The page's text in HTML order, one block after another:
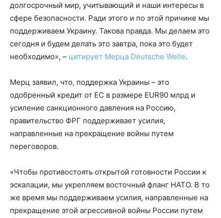
долгосрочный мир, учитывающий и наши интересы в
сфере безопасности. Ради этого и по этой причине мы
поддерживаем Украину. Такова правда. Мы делаем это
сегодня и будем делать это завтра, пока это будет
необходимо», – цитирует Мерца Deutsche Welle.
Мерц заявил, что, поддержка Украины – это
одобренный кредит от ЕС в размере EUR90 млрд и
усиление санкционного давления на Россию,
правительство ФРГ поддерживает усилия,
направленные на прекращение войны путем
переговоров.
«Чтобы противостоять открытой готовности России к
эскалации, мы укрепляем восточный фланг НАТО. В то
же время мы поддерживаем усилия, направленные на
прекращение этой агрессивной войны России путем